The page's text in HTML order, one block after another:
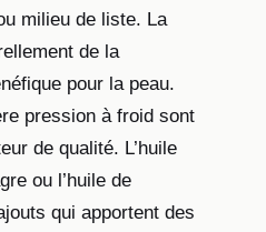
milieu de liste. La
de la
pour la peau.
pression à froid sont
de qualité. L’huile
ou l’huile de
qui apportent des